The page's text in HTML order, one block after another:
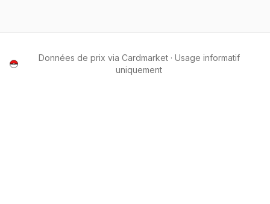
Données de prix via Cardmarket · Usage informatif
uniquement